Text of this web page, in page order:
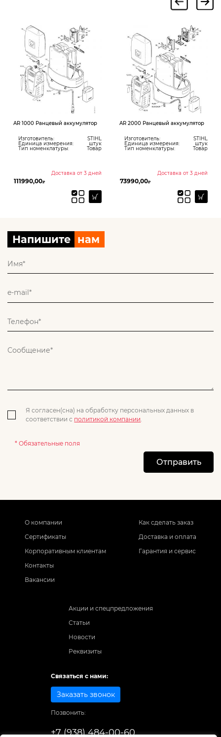
AR 1000 Ранцевый аккумулятор
Изготовитель: STIHL
Единица измерения: штук
Тип номенклатуры: Товар
Доставка от 3 дней
111990,00₽
AR 2000 Ранцевый аккумулятор
Изготовитель: STIHL
Единица измерения: штук
Тип номенклатуры: Товар
Доставка от 3 дней
73990,00₽
Напишите нам
Я согласен(сна) на обработку персональных данных в
соответствии с политикой компании.
* Обязательные поля
Отправить
О компании
Сертификаты
Корпоративным клиентам
Контакты
Вакансии
Как сделать заказ
Доставка и оплата
Гарантия и сервис
Акции и спецпредложения
Статьи
Новости
Реквизиты
Связаться с нами:
Заказать звонок
Позвонить:
+7 (938) 484-00-60